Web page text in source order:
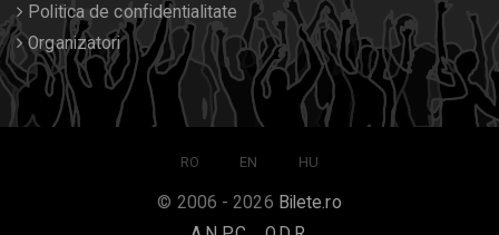
Politica de confidentialitate
Organizatori
RO EN HU
© 2006 - 2026 Bilete.ro